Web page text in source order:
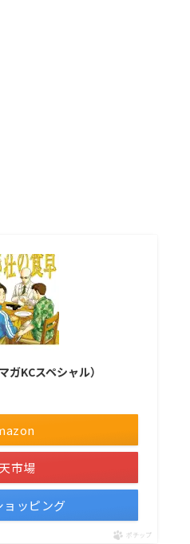
ガKCスペシャル）
市場
ョッピング
ポチップ